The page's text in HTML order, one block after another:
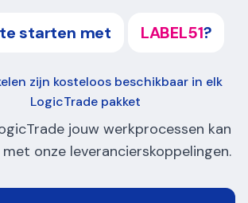
starten met LABEL51?
zijn kosteloos beschikbaar in elk
LogicTrade pakket
jouw werkprocessen kan
onze leverancierskoppelingen.